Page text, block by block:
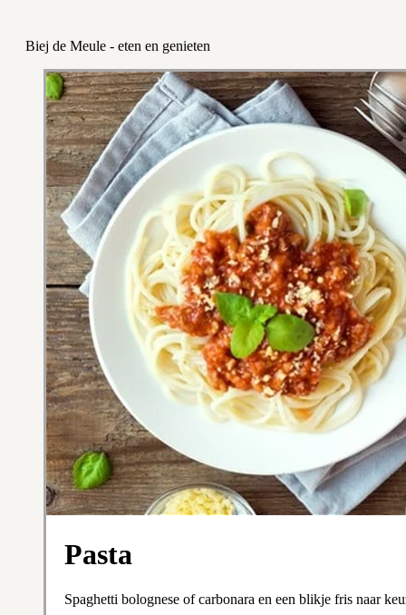
Biej de Meule - eten en genieten
Pasta
Spaghetti bolognese of carbonara en een blikje fris naar